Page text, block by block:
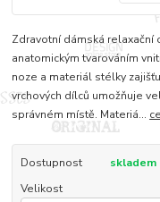
Zdravotní dámská relaxační
anatomickým tvarováním
noze a materiál stélky
vrchových dílců umožňuje
správném místě. Materiá...
Dostupnost
skladem
Velikost